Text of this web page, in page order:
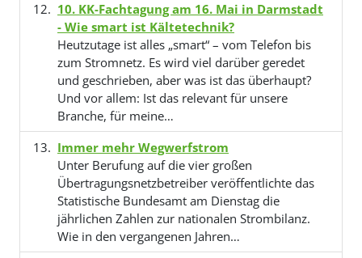
10. KK-Fachtagung am 16. Mai in Darmstadt
- Wie smart ist Kältetechnik?
Heutzutage ist alles „smart“ – vom Telefon bis
zum Stromnetz. Es wird viel darüber geredet
und geschrieben, aber was ist das überhaupt?
Und vor allem: Ist das relevant für unsere
Branche, für meine…
Immer mehr Wegwerfstrom
Unter Berufung auf die vier großen
Übertragungsnetzbetreiber veröffentlichte das
Statistische Bundesamt am Dienstag die
jährlichen Zahlen zur nationalen Strombilanz.
Wie in den vergangenen Jahren…